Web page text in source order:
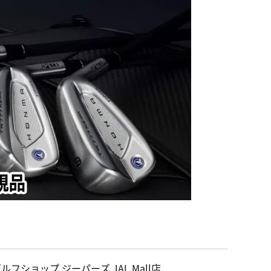
フショップ ジーパーズ JAL Mall店